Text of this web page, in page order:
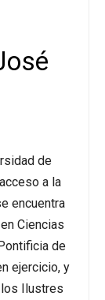
de
a la
encuentra
Ciencias
de
ejercicio, y
Ilustres